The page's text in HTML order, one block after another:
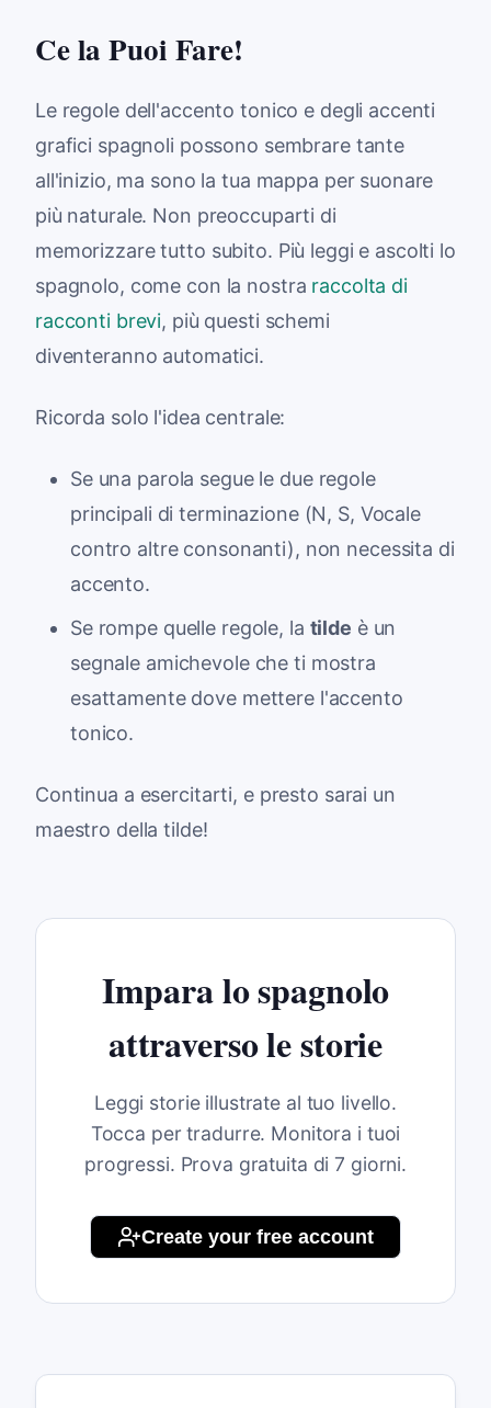
Ce la Puoi Fare!
Le regole dell'accento tonico e degli accenti
grafici spagnoli possono sembrare tante
all'inizio, ma sono la tua mappa per suonare
più naturale. Non preoccuparti di
memorizzare tutto subito. Più leggi e ascolti lo
spagnolo, come con la nostra raccolta di
racconti brevi, più questi schemi
diventeranno automatici.
Ricorda solo l'idea centrale:
Se una parola segue le due regole
principali di terminazione (N, S, Vocale
contro altre consonanti), non necessita di
accento.
Se rompe quelle regole, la tilde è un
segnale amichevole che ti mostra
esattamente dove mettere l'accento
tonico.
Continua a esercitarti, e presto sarai un
maestro della tilde!
Impara lo spagnolo
attraverso le storie
Leggi storie illustrate al tuo livello.
Tocca per tradurre. Monitora i tuoi
progressi. Prova gratuita di 7 giorni.
Create your free account